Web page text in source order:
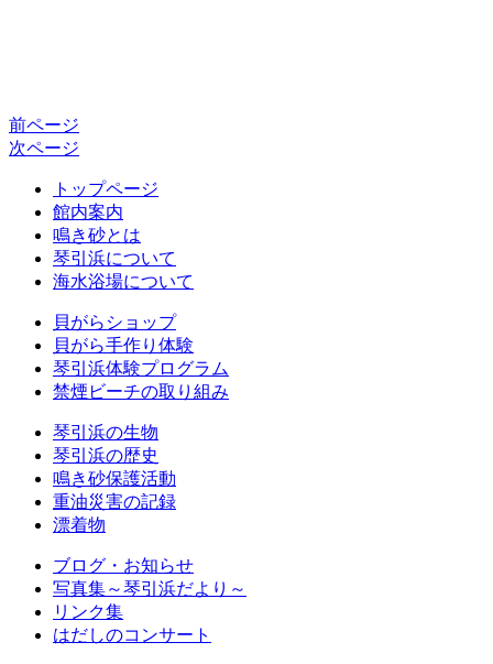
前ページ
次ページ
トップページ
館内案内
鳴き砂とは
琴引浜について
海水浴場について
貝がらショップ
貝がら手作り体験
琴引浜体験プログラム
禁煙ビーチの取り組み
琴引浜の生物
琴引浜の歴史
鳴き砂保護活動
重油災害の記録
漂着物
ブログ・お知らせ
写真集～琴引浜だより～
リンク集
はだしのコンサート